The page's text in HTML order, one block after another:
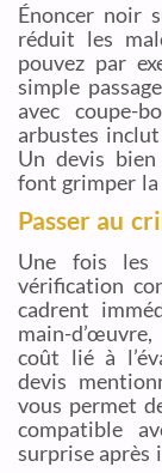
Énoncer noir
réduit les
pouvez par
simple
avec coupe-
arbustes
Un devis
font grimper la
Passer au
Une fois les
vérification
cadrent
main-
coût lié à
devis
vous permet
compatible
surprise après